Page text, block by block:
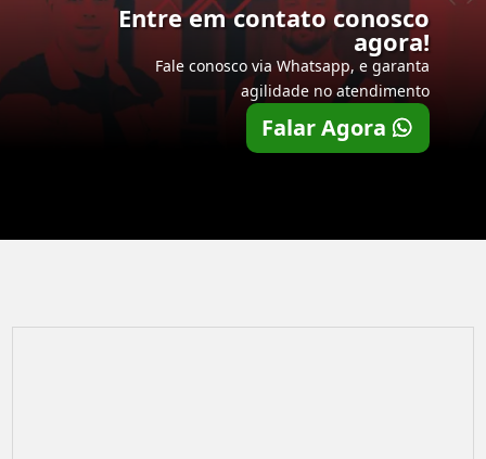
Entre em contato conosco
agora!
Fale conosco via Whatsapp, e garanta
agilidade no atendimento
Falar Agora